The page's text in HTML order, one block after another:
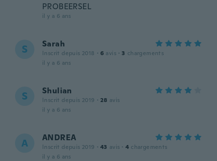
PROBEERSEL
il y a 6 ans
S Sarah
Inscrit depuis 2018 · 6 avis · 3 chargements
il y a 6 ans
S Shulian
Inscrit depuis 2019 · 28 avis
il y a 6 ans
A ANDREA
Inscrit depuis 2019 · 43 avis · 4 chargements
il y a 6 ans